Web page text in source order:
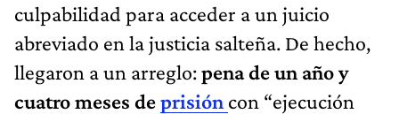
culpabilidad para acceder a un juicio
abreviado en la justicia salteña. De hecho,
llegaron a un arreglo:pena de un año y
cuatro meses deprisión con “ejecución